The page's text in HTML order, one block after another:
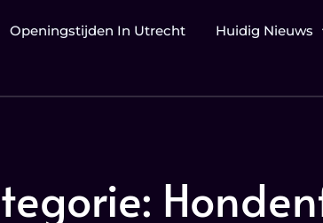
Openingstijden In Utrecht Huidig Nieuws